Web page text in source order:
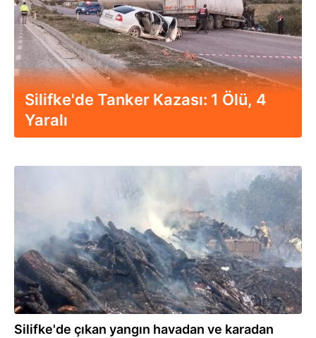
Silifke'de Tanker Kazası: 1 Ölü, 4
Yaralı
Silifke'de çıkan yangın havadan ve karadan